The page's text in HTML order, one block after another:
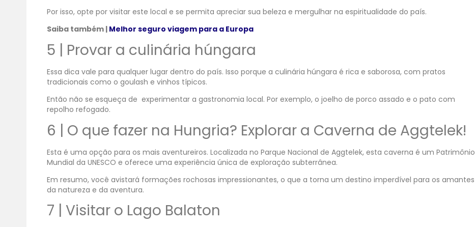
Por isso, opte por visitar este local e se permita apreciar sua beleza e mergulhar na espiritualidade do país.
Saiba também | Melhor seguro viagem para a Europa
5 | Provar a culinária húngara
Essa dica vale para qualquer lugar dentro do país. Isso porque a culinária húngara é rica e saborosa, com pratos
tradicionais como o goulash e vinhos típicos.
Então não se esqueça de experimentar a gastronomia local. Por exemplo, o joelho de porco assado e o pato com
repolho refogado.
6 | O que fazer na Hungria? Explorar a Caverna de Aggtelek!
Esta é uma opção para os mais aventureiros. Localizada no Parque Nacional de Aggtelek, esta caverna é um Patrimônio
Mundial da UNESCO e oferece uma experiência única de exploração subterrânea.
Em resumo, você avistará formações rochosas impressionantes, o que a torna um destino imperdível para os amantes
da natureza e da aventura.
7 | Visitar o Lago Balaton